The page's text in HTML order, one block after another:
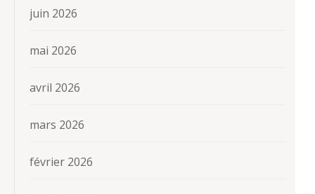
juin 2026
mai 2026
avril 2026
mars 2026
février 2026